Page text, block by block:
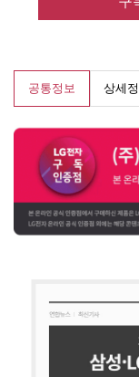
공통정보 상세